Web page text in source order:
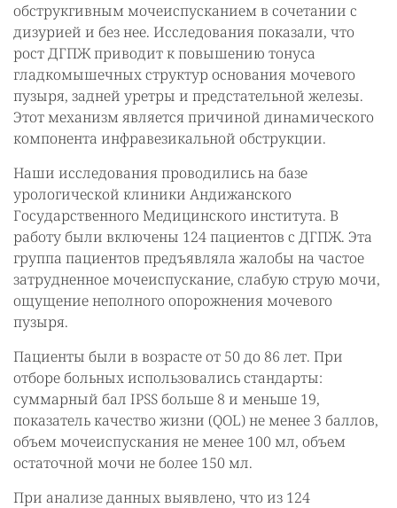
обструкгивным мочеиспусканием в сочетании с
дизурией и без нее. Исследования показали, что
рост ДГПЖ приводит к повышению тонуса
гладкомышечных структур основания мочевого
пузыря, задней уретры и предстательной железы.
Этот механизм является причиной динамического
компонента инфравезикальной обструкции.
Наши исследования проводились на базе
урологической клиники Андижанского
Государственного Медицинского института. В
работу были включены 124 пациентов с ДГПЖ. Эта
группа пациентов предъявляла жалобы на частое
затрудненное мочеиспускание, слабую струю мочи,
ощущение неполного опорожнения мочевого
пузыря.
Пациенты были в возрасте от 50 до 86 лет. При
отборе больных использовались стандарты:
суммарный бал IPSS больше 8 и меньше 19,
показатель качество жизни (QOL) не менее 3 баллов,
объем мочеиспускания не менее 100 мл, объем
остаточной мочи не более 150 мл.
При анализе данных выявлено, что из 124